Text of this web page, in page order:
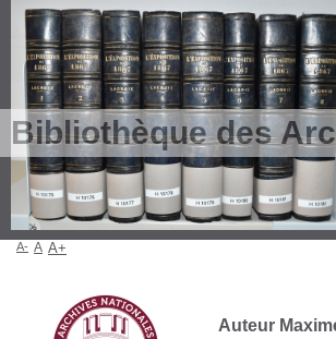
Bibliothèque des
Auteur
A- A A+